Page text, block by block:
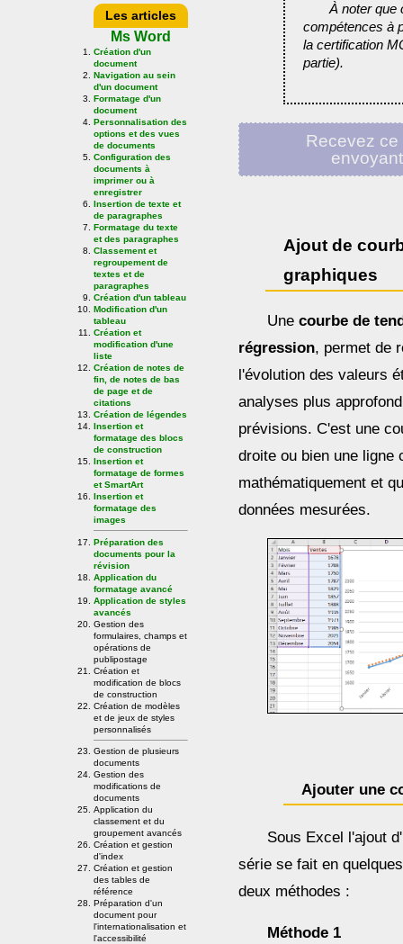
Les articles
Ms Word
Création d'un
document
Navigation au sein
d'un document
Formatage d'un
document
Personnalisation des
options et des vues
de documents
Configuration des
documents à
imprimer ou à
enregistrer
Insertion de texte et
de paragraphes
Formatage du texte
et des paragraphes
Classement et
regroupement de
textes et de
paragraphes
Création d'un tableau
Modification d'un
tableau
Création et
modification d'une
liste
Création de notes de
fin, de notes de bas
de page et de
citations
Création de légendes
Insertion et
formatage des blocs
de construction
Insertion et
formatage de formes
et SmartArt
Insertion et
formatage des
images
Préparation des
documents pour la
révision
Application du
formatage avancé
Application de styles
avancés
Gestion des
formulaires, champs et
opérations de
publipostage
Création et
modification de blocs
de construction
Création de modèles
et de jeux de styles
personnalisés
Gestion de plusieurs
documents
Gestion des
modifications de
documents
Application du
classement et du
groupement avancés
Création et gestion
d'index
Création et gestion
des tables de
référence
Préparation d'un
document pour
l'internationalisation et
l'accessibilité
À noter que
compétences à
la certification
partie).
Recevez ce
Ajout de
graphiques
Unecourbe de
régression, permet de
l'évolution des valeurs
analyses plus
prévisions. C'est une
droite ou bien une ligne
mathématiquement et
données mesurées.
Ajouter une
Sous Excel l'ajout
série se fait en
deux méthodes :
Méthode 1